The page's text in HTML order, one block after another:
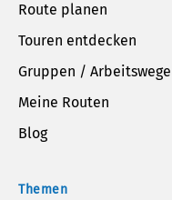
Route planen
Touren entdecken
Gruppen / Arbeitswege
Meine Routen
Blog
Themen